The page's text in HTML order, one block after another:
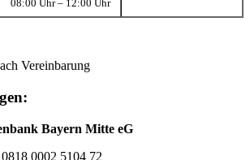
08:00 Uhr – 12:00 Uhr
Vereinbarung
Bayern Mitte eG
0002 5104 72